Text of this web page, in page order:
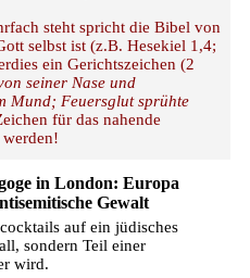
steht spricht die Bibel von
selbst ist (z.B. Hesekiel 1,4;
ein Gerichtszeichen (2
seiner Nase und
Mund; Feuersglut sprühte
für das nahende
werden!
in London: Europa
Gewalt
auf ein jüdisches
sondern Teil einer
wird.